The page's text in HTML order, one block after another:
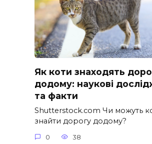
Як коти знаходять
додому: наукові
та факти
Shutterstock.com Чи можуть
знайти дорогу додому?
0 38